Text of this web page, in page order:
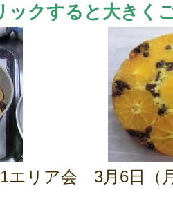
クすると大きく
リア会 3月6日（